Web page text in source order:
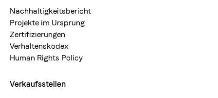
Nachhaltigkeitsbericht
Projekte im Ursprung
Zertifizierungen
Verhaltenskodex
Human Rights Policy
Verkaufsstellen